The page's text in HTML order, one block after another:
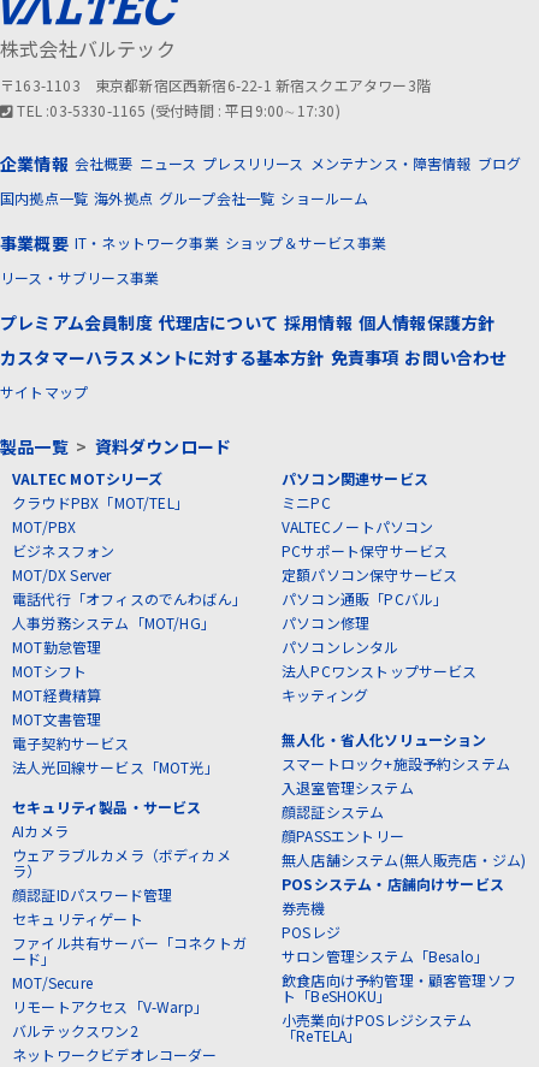
株式会社バルテック
〒163-1103 東京都新宿区西新宿6-22-1 新宿スクエアタワー3階
TEL :03-5330-1165 (受付時間 : 平日9:00∼17:30)
企業情報 会社概要 ニュース プレスリリース メンテナンス・障害情報 ブログ
国内拠点一覧 海外拠点 グループ会社一覧 ショールーム
事業概要 IT・ネットワーク事業 ショップ＆サービス事業
リース・サブリース事業
プレミアム会員制度 代理店について 採用情報 個人情報保護方針
カスタマーハラスメントに対する基本方針 免責事項 お問い合わせ
サイトマップ
製品一覧> 資料ダウンロード
VALTEC MOTシリーズ
クラウドPBX「MOT/TEL」
MOT/PBX
ビジネスフォン
MOT/DX Server
電話代行「オフィスのでんわばん」
人事労務システム「MOT/HG」
MOT勤怠管理
MOTシフト
MOT経費精算
MOT文書管理
電子契約サービス
法人光回線サービス「MOT光」
セキュリティ製品・サービス
AIカメラ
ウェアラブルカメラ（ボディカメ
ラ）
顔認証IDパスワード管理
セキュリティゲート
ファイル共有サーバー「コネクトガ
ード」
MOT/Secure
リモートアクセス「V-Warp」
バルテックスワン2
ネットワークビデオレコーダー
パソコン関連サービス
ミニPC
VALTECノートパソコン
PCサポート保守サービス
定額パソコン保守サービス
パソコン通販「PCバル」
パソコン修理
パソコンレンタル
法人PCワンストップサービス
キッティング
無人化・省人化ソリューション
スマートロック+施設予約システム
入退室管理システム
顔認証システム
顔PASSエントリー
無人店舗システム(無人販売店・ジム)
POSシステム・店舗向けサービス
券売機
POSレジ
サロン管理システム「Besalo」
飲食店向け予約管理・顧客管理ソフ
ト「BeSHOKU」
小売業向けPOSレジシステム
「ReTELA」